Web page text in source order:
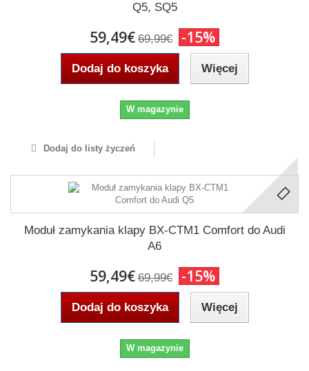
Q5, SQ5
59,49€ 69,99€ -15%
Dodaj do koszyka Więcej
W magazynie
Dodaj do listy życzeń
Moduł zamykania klapy BX-CTM1 Comfort do Audi
A6
59,49€ 69,99€ -15%
Dodaj do koszyka Więcej
W magazynie